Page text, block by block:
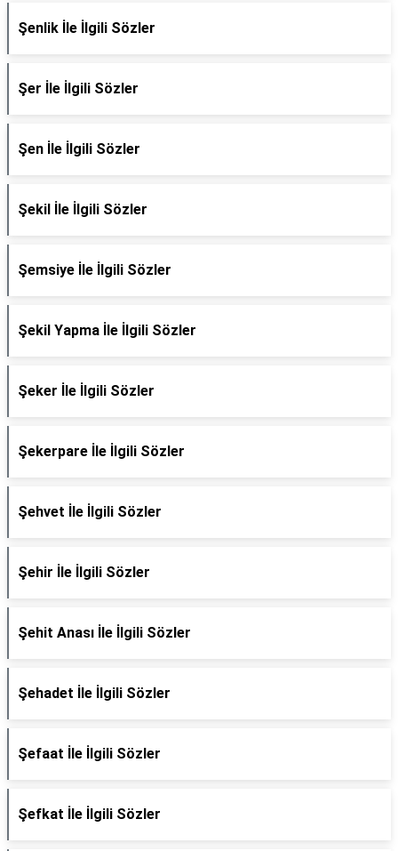
Şenlik İle İlgili Sözler
Şer İle İlgili Sözler
Şen İle İlgili Sözler
Şekil İle İlgili Sözler
Şemsiye İle İlgili Sözler
Şekil Yapma İle İlgili Sözler
Şeker İle İlgili Sözler
Şekerpare İle İlgili Sözler
Şehvet İle İlgili Sözler
Şehir İle İlgili Sözler
Şehit Anası İle İlgili Sözler
Şehadet İle İlgili Sözler
Şefaat İle İlgili Sözler
Şefkat İle İlgili Sözler